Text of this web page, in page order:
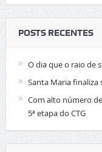
POSTS RECENTES
O dia que o raio de
Santa Maria finaliza
Com alto número
5ª etapa do CTG